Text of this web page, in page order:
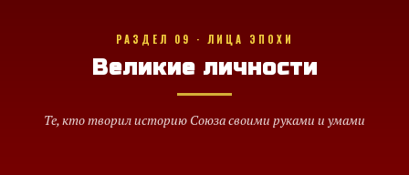
РАЗДЕЛ 09 · ЛИЦА ЭПОХИ
Великие личности
Те, кто творил историю Союза своими руками и умами